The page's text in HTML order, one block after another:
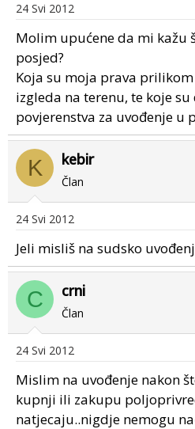
k
r
e
n
u
o
r
v
p
o
s
t
a
24 Svi 2012
Molim upućene da mi kažu
posjed?
Koja su moja prava
izgleda na terenu, te koje
povjerenstva za uvođenje u
K kebir
Član
24 Svi 2012
Jeli misliš na sudsko
C crni
Član
24 Svi 2012
Mislim na uvođenje nakon
kupnji ili zakupu
natjecaju..nigdje nemogu